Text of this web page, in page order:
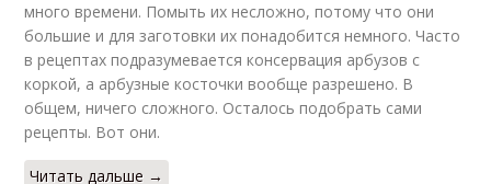
много времени. Помыть их несложно, потому что они
большие и для заготовки их понадобится немного. Часто
в рецептах подразумевается консервация арбузов с
коркой, а арбузные косточки вообще разрешено. В
общем, ничего сложного. Осталось подобрать сами
рецепты. Вот они.
Читать дальше →